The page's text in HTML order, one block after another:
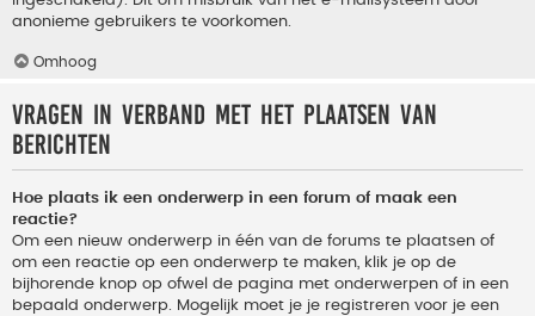
anonieme gebruikers te voorkomen.
Omhoog
Vragen in verband met het plaatsen van
berichten
Hoe plaats ik een onderwerp in een forum of maak een
reactie?
Om een nieuw onderwerp in één van de forums te plaatsen of
om een reactie op een onderwerp te maken, klik je op de
bijhorende knop op ofwel de pagina met onderwerpen of in een
bepaald onderwerp. Mogelijk moet je je registreren voor je een